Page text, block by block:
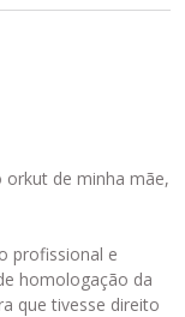
orkut de minha mãe,
profissional e
homologação da
que tivesse direito